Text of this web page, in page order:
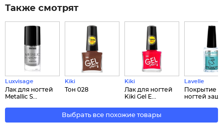
Также смотрят
Luxvisage
Лак для ногтей
Metallic S...
Kiki
Тон 028
Kiki
Лак для ногтей
Kiki Gel E...
Lavelle
Покрытие
ногтей
Выбрать все похожие товары